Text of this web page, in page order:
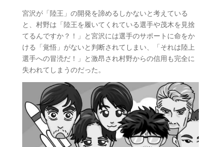
宮沢が「陸王」の開発を諦めるしかないと考えている
と、村野は「陸王を履いてくれている選手や茂木を見捨
てるんですか？！」と宮沢には選手のサポートに命をか
ける「覚悟」がないと判断されてしまい、「それは陸上
選手への冒涜だ！」と激昂され村野からの信用も完全に
失われてしまうのだった。